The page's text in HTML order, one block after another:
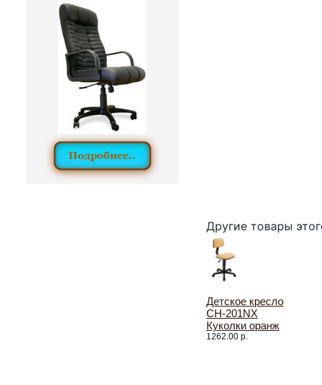
Другие товары
Детское кресло
CH-201NX
Куколки оранж
1262.00 р.